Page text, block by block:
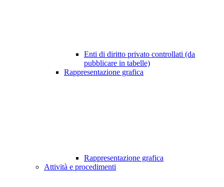
Enti di diritto privato controllati (da
pubblicare in tabelle)
Rappresentazione grafica
Rappresentazione grafica
Attività e procedimenti